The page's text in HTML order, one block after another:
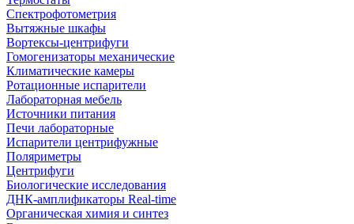
Спектрофотометрия
Вытяжные шкафы
Вортексы-центрифуги
Гомогенизаторы механические
Климатические камеры
Ротационные испарители
Лабораторная мебель
Источники питания
Печи лабораторные
Испарители центрифужные
Поляриметры
Центрифуги
Биологические исследования
ДНК-амплификаторы Real-time
Органическая химия и синтез